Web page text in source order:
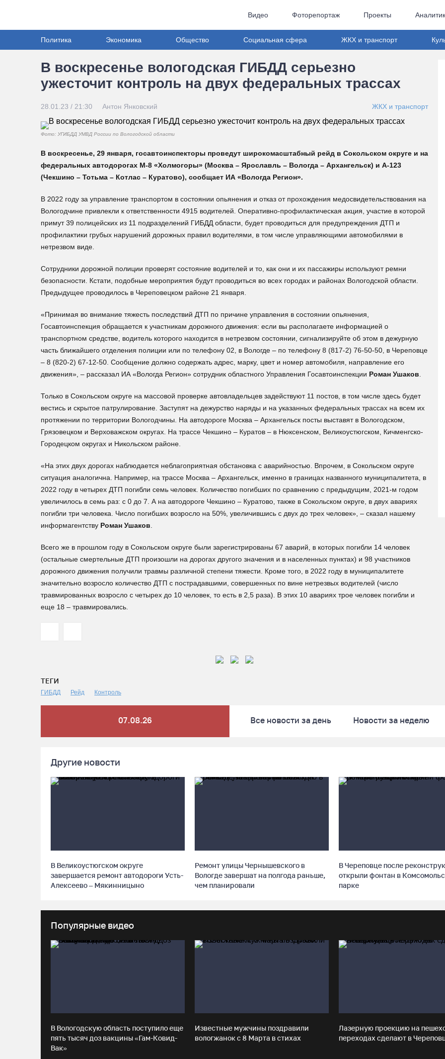
Видео Фоторепортаж Проекты
Политика Экономика Общество Социальная сфера ЖКХ и транспорт
В воскресенье вологодская ГИБДД серьезно
ужесточит контроль на двух федеральных трассах
28.01.23 / 21:30 Антон Янковский ЖКХ и транспорт
Фото: УГИБДД УМВД России по Вологодской области
В воскресенье, 29 января, госавтоинспекторы проведут широкомасштабный рейд в Сокольском округе и на
федеральных автодорогах М-8 «Холмогоры» (Москва – Ярославль – Вологда – Архангельск) и А-123
(Чекшино – Тотьма – Котлас – Куратово), сообщает ИА «Вологда Регион».
В 2022 году за управление транспортом в состоянии опьянения и отказ от прохождения медосвидетельствования на
Вологодчине привлекли к ответственности 4915 водителей. Оперативно-профилактическая акция, участие в которой
примут 39 полицейских из 11 подразделений ГИБДД области, будет проводиться для предупреждения ДТП и
профилактики грубых нарушений дорожных правил водителями, в том числе управляющими автомобилями в
нетрезвом виде.
Сотрудники дорожной полиции проверят состояние водителей и то, как они и их пассажиры используют ремни
безопасности. Кстати, подобные мероприятия будут проводиться во всех городах и районах Вологодской области.
Предыдущее проводилось в Череповецком районе 21 января.
«Принимая во внимание тяжесть последствий ДТП по причине управления в состоянии опьянения,
Госавтоинспекция обращается к участникам дорожного движения: если вы располагаете информацией о
транспортном средстве, водитель которого находится в нетрезвом состоянии, сигнализируйте об этом в дежурную
часть ближайшего отделения полиции или по телефону 02, в Вологде – по телефону 8 (817-2) 76-50-50, в Череповце
– 8 (820-2) 67-12-50. Сообщение должно содержать адрес, марку, цвет и номер автомобиля, направление его
движения», – рассказал ИА «Вологда Регион» сотрудник областного Управления Госавтоинспекции Роман Ушаков
Только в Сокольском округе на массовой проверке автовладельцев задействуют 11 постов, в том числе здесь будет
вестись и скрытое патрулирование. Заступят на дежурство наряды и на указанных федеральных трассах на всем их
протяжении по территории Вологодчины. На автодороге Москва – Архангельск посты выставят в Вологодском,
Грязовецком и Верховажском округах. На трассе Чекшино – Куратов – в Нюксенском, Великоустюгском, Кичменгско-
Городецком округах и Никольском районе.
«На этих двух дорогах наблюдается неблагоприятная обстановка с аварийностью. Впрочем, в Сокольском округе
ситуация аналогична. Например, на трассе Москва – Архангельск, именно в границах названного муниципалитета, в
2022 году в четырех ДТП погибли семь человек. Количество погибших по сравнению с предыдущим, 2021-м годом
увеличилось в семь раз: с 0 до 7. А на автодороге Чекшино – Куратово, также в Сокольском округе, в двух авариях
погибли три человека. Число погибших возросло на 50%, увеличившись с двух до трех человек», – сказал нашему
информагентству Роман Ушаков
Всего же в прошлом году в Сокольском округе были зарегистрированы 67 аварий, в которых погибли 14 человек
(остальные смертельные ДТП произошли на дорогах другого значения и в населенных пунктах) и 98 участников
дорожного движения получили травмы различной степени тяжести. Кроме того, в 2022 году в муниципалитете
значительно возросло количество ДТП с пострадавшими, совершенных по вине нетрезвых водителей (число
травмированных возросло с четырех до 10 человек, то есть в 2,5 раза). В этих 10 авариях трое человек погибли и
еще 18 – травмировались.
ТЕГИ
ГИБДД Рейд Контроль
07.08.26 Все новости за день Новости за неделю
Другие новости
В Великоустюгском округе
завершается ремонт автодороги Усть-
Алексеево – Мякинницыно
Ремонт улицы Чернышевского в
Вологде завершат на полгода раньше,
чем планировали
В Череповце после
открыли фонтан в
парке
Популярные видео
В Вологодскую область поступило еще
пять тысяч доз вакцины «Гам-Ковид-
Вак»
Известные мужчины поздравили
вологжанок с 8 Марта в стихах
Лазерную проекцию на
переходах сделают в